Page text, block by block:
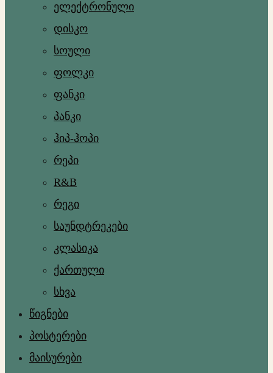
ელექტრონული
დისკო
სოული
ფოლკი
ფანკი
პანკი
ჰიპ-ჰოპი
რეპი
R&B
რეგი
საუნდტრეკები
კლასიკა
ქართული
სხვა
წიგნები
პოსტერები
მაისურები